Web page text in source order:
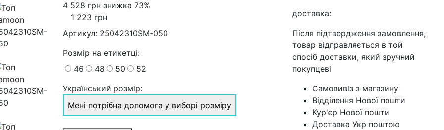
4 528 грн знижка 73%
1 223 грн
Артикул: 25042310SM-050
Розмiр на етикетці:
46
48 50
52
Український розмір:
Мені потрібна допомога у виборі розміру
доставка:
Після підтвердження замовлення,
товар відправляється в той
спосіб доставки, який зручний
покупцеві
Самовивіз з магазину
Відділення Нової пошти
Кур'єр Нової пошти
Доставка Укр поштою